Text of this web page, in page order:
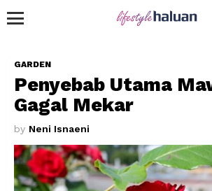
GARDEN
Penyebab Utama
Gagal Mekar
by Neni Isnaeni